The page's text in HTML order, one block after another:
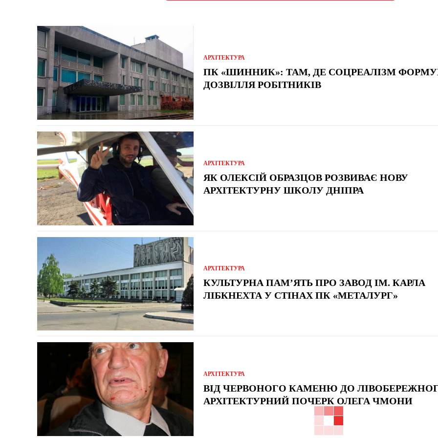
АРХІТЕКТУРА
ПК «ШИННИК»: ТАМ, ДЕ СОЦРЕАЛІЗМ
ДОЗВІЛЛЯ РОБІТНИКІВ
АРХІТЕКТУРА
ЯК ОЛЕКСІЙ ОБРАЗЦОВ РОЗВИВАЄ НОВУ
АРХІТЕКТУРНУ ШКОЛУ ДНІПРА
АРХІТЕКТУРА
КУЛЬТУРНА ПАМ’ЯТЬ ПРО ЗАВОД ІМ. КАРЛА
ЛІБКНЕХТА У СТІНАХ ПК «МЕТАЛУРГ»
АРХІТЕКТУРА
ВІД ЧЕРВОНОГО КАМЕНЮ ДО
АРХІТЕКТУРНИЙ ПОЧЕРК ОЛЕГА ЧМОНИ